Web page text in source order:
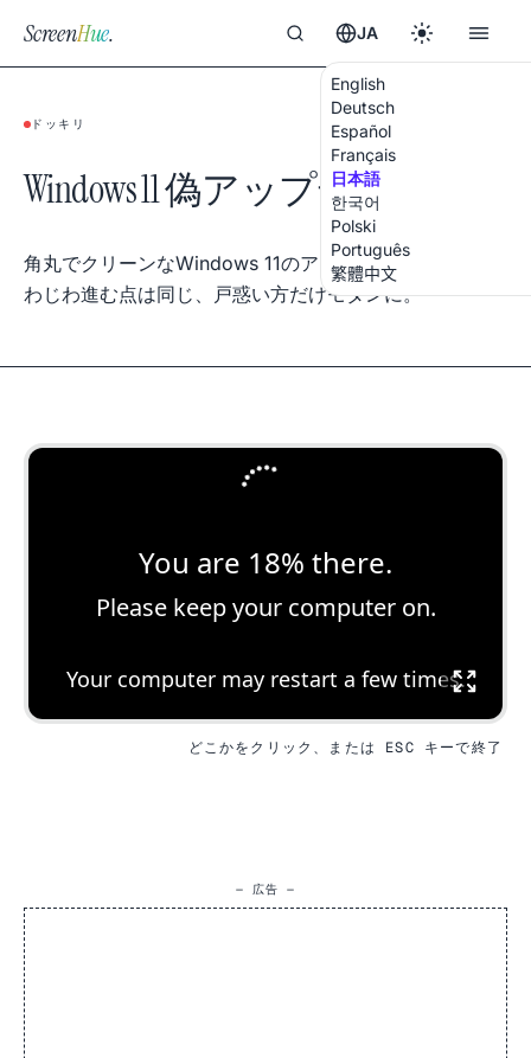
ScreenHue. JA
English
Deutsch
Español
Français
日本語
한국어
Polski
Português
繁體中文
ドッキリ
Windows 11 偽アップデート
角丸でクリーンなWindows 11のアップデート画面。じ
わじわ進む点は同じ、戸惑い方だけモダンに。
You are 18% there.
Please keep your computer on.
Your computer may restart a few times.
どこかをクリック、または ESC キーで終了
— 広告 —